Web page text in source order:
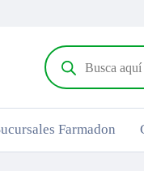
Farmadon